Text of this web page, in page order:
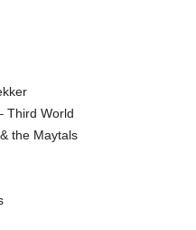
Third World
the Maytals